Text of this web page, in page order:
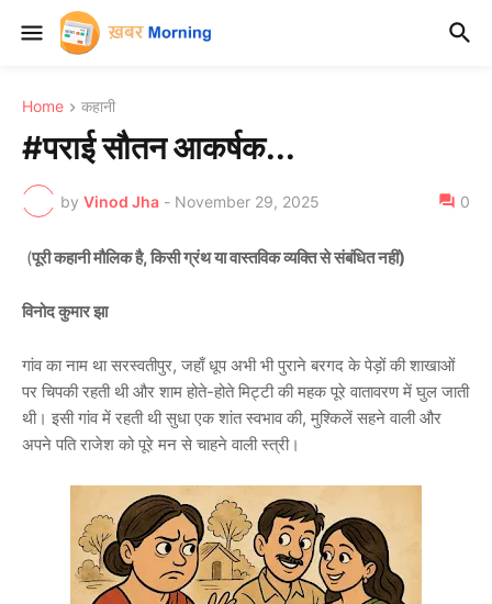
Home कहानी
#पराई सौतन आकर्षक...
by Vinod Jha - November 29, 2025 0
(पूरी कहानी मौलिक है, किसी ग्रंथ या वास्तविक व्यक्ति से संबंधित नहीं)
विनोद कुमार झा
गांव का नाम था सरस्वतीपुर, जहाँ धूप अभी भी पुराने बरगद के पेड़ों की शाखाओं
पर चिपकी रहती थी और शाम होते-होते मिट्टी की महक पूरे वातावरण में घुल जाती
थी। इसी गांव में रहती थी सुधा एक शांत स्वभाव की, मुश्किलें सहने वाली और
अपने पति राजेश को पूरे मन से चाहने वाली स्त्री।